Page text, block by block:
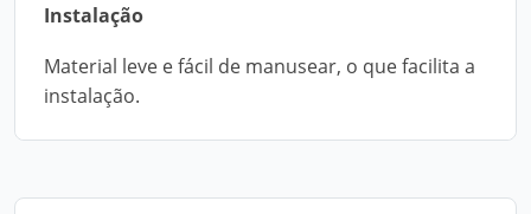
Instalação
Material leve e fácil de manusear, o que facilita a
instalação.